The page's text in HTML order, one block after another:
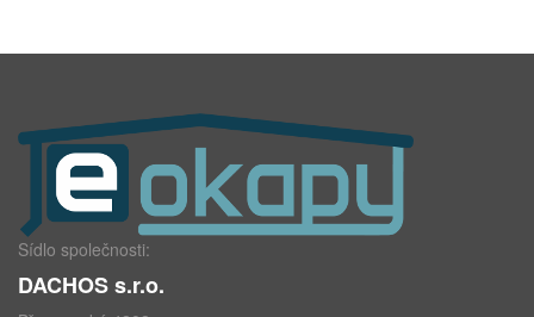
Sídlo společnosti:
DACHOS s.r.o.